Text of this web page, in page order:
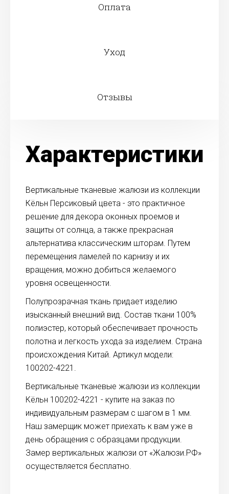
Оплата
Уход
Отзывы
Характеристики
Вертикальные тканевые жалюзи из коллекции
Кёльн Персиковый цвета - это практичное
решение для декора оконных проемов и
защиты от солнца, а также прекрасная
альтернатива классическим шторам. Путем
перемещения ламелей по карнизу и их
вращения, можно добиться желаемого
уровня освещенности.
Полупрозрачная ткань придает изделию
изысканный внешний вид. Состав ткани 100%
полиэстер, который обеспечивает прочность
полотна и легкость ухода за изделием. Страна
происхождения Китай. Артикул модели:
100202-4221.
Вертикальные тканевые жалюзи из коллекции
Кёльн 100202-4221 - купите на заказ по
индивидуальным размерам с шагом в 1 мм.
Наш замерщик может приехать к вам уже в
день обращения с образцами продукции.
Замер вертикальных жалюзи от «Жалюзи.РФ»
осуществляется бесплатно.